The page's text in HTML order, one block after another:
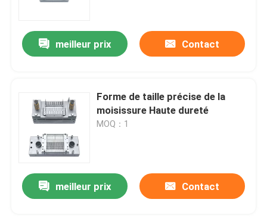
À la maison
Vidéos
Visite de l'usine
meilleur prix Contact
Forme de taille précise de la
moisissure Haute dureté
MOQ：1
meilleur prix Contact